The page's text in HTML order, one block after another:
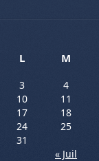
L
M
3
4
10
11
17
18
24
25
31
« Juil